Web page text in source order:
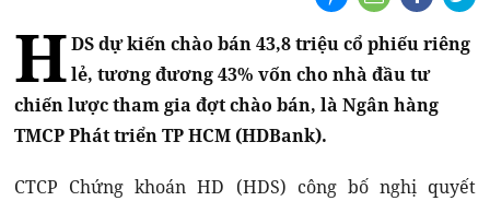
H DS dự kiến chào bán 43,8 triệu cổ phiếu riêng
lẻ, tương đương 43% vốn cho nhà đầu tư
chiến lược tham gia đợt chào bán, là Ngân hàng
TMCP Phát triển TP HCM (HDBank).
CTCP Chứng khoán HD (HDS) công bố nghị quyết